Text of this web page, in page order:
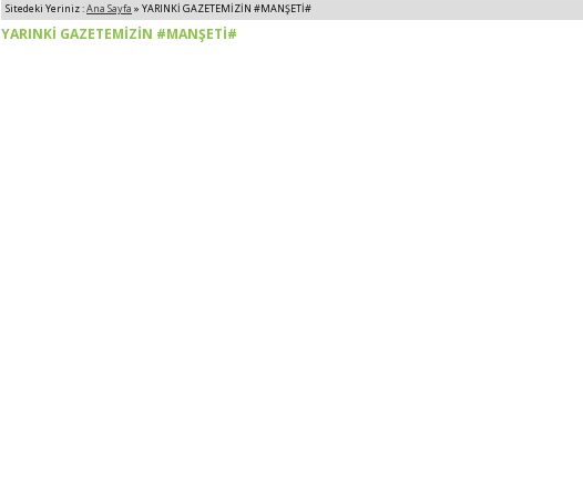
Sitedeki Yeriniz :Ana Sayfa » YARINKİ GAZETEMİZİN #MANŞETİ#
YARINKİ GAZETEMİZİN #MANŞETİ#